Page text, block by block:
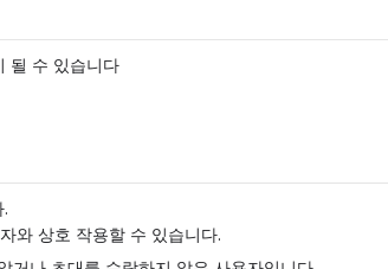
될 수 있습니다
와 상호 작용할 수 있습니다.